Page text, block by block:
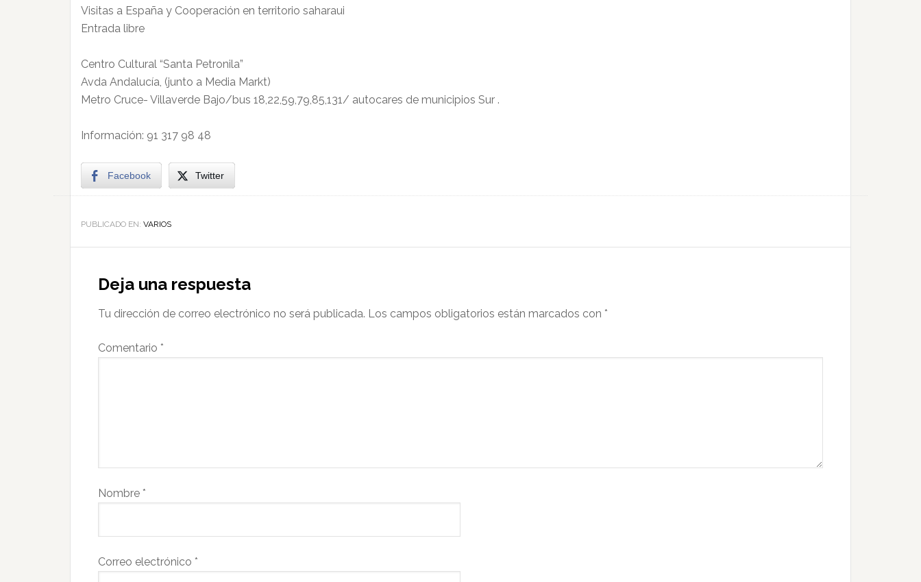
Visitas a España y Cooperación en territorio saharaui
Entrada libre
Centro Cultural “Santa Petronila”
Avda Andalucía, (junto a Media Markt)
Metro Cruce- Villaverde Bajo/bus 18,22,59,79,85,131/ autocares de municipios Sur .
Información: 91 317 98 48
Facebook Twitter
PUBLICADO EN: VARIOS
Deja una respuesta
Tu dirección de correo electrónico no será publicada. Los campos obligatorios están marcados con *
Comentario *
Nombre *
Correo electrónico *